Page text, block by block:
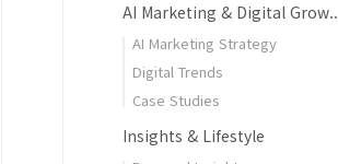
AI Marketing & Digital Grow..
AI Marketing Strategy
Digital Trends
Case Studies
Insights & Lifestyle